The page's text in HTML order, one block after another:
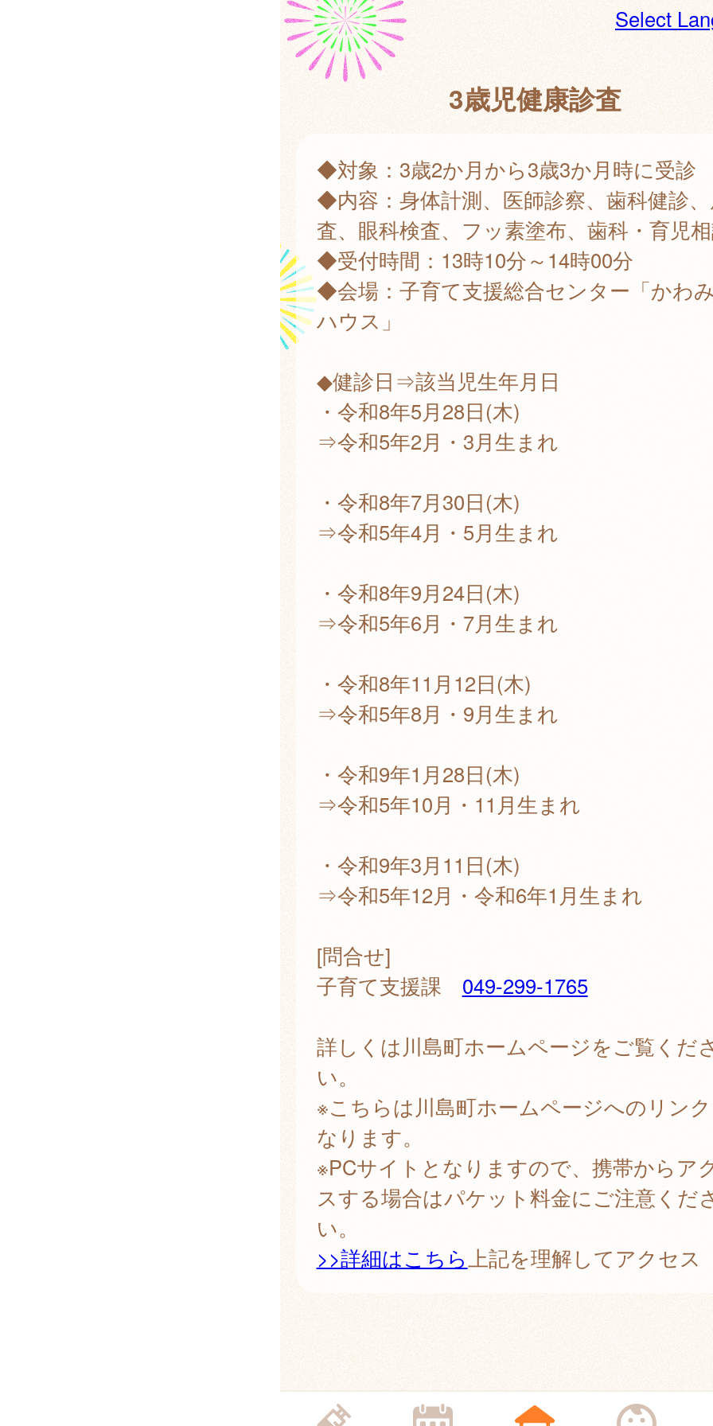
Select
3歳児健康診査
◆対象：3歳2か月から3歳3か月時に受診
◆内容：身体計測、医師診察、歯科健診
査、眼科検査、フッ素塗布、歯科・育児
◆受付時間：13時10分～14時00分
◆会場：子育て支援総合センター「かわ
ハウス」
◆健診日⇒該当児生年月日
・令和8年5月28日(木)
⇒令和5年2月・3月生まれ
・令和8年7月30日(木)
⇒令和5年4月・5月生まれ
・令和8年9月24日(木)
⇒令和5年6月・7月生まれ
・令和8年11月12日(木)
⇒令和5年8月・9月生まれ
・令和9年1月28日(木)
⇒令和5年10月・11月生まれ
・令和9年3月11日(木)
⇒令和5年12月・令和6年1月生まれ
[問合せ]
子育て支援課 049-299-1765
詳しくは川島町ホームページをご覧くだ
い。
※こちらは川島町ホームページへのリン
なります。
※PCサイトとなりますので、携帯からア
スする場合はパケット料金にご注意くだ
い。
>>詳細はこちら上記を理解してアクセス